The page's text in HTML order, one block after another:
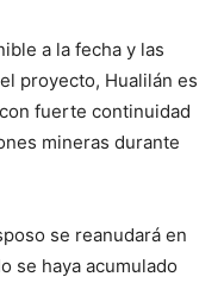
a la fecha y las
proyecto, Hualilán es
fuerte continuidad
mineras durante
se reanudará en
se haya acumulado